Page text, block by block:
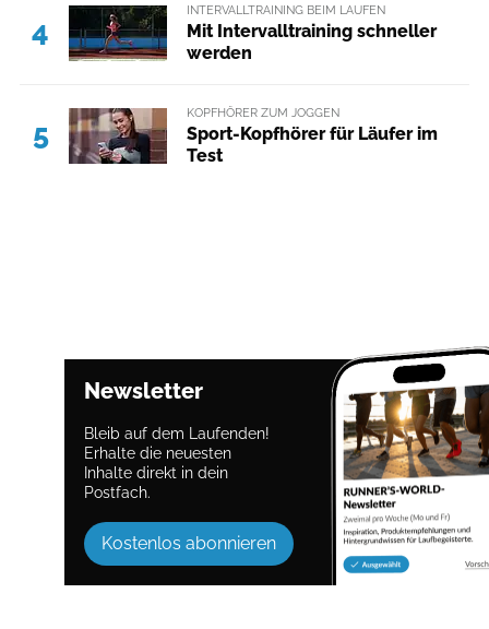
4
INTERVALLTRAINING BEIM LAUFEN
Mit Intervalltraining schneller
werden
5
KOPFHÖRER ZUM JOGGEN
Sport-Kopfhörer für Läufer im
Test
Newsletter
Bleib auf dem Laufenden!
Erhalte die neuesten
Inhalte direkt in dein
Postfach.
Kostenlos abonnieren